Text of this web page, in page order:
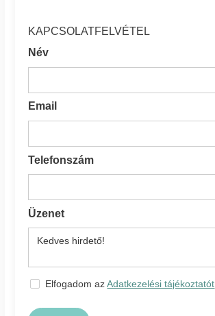
KAPCSOLATFELVÉTEL
Név
Email
Telefonszám
Üzenet
Elfogadom azAdatkezelési tájékoztatót